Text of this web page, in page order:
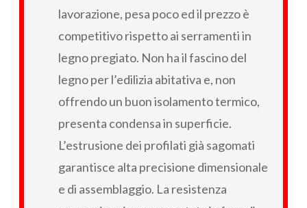
lavorazione, pesa poco ed il prezzo è
competitivo rispetto ai serramenti in
legno pregiato. Non ha il fascino del
legno per l’edilizia abitativa e, non
offrendo un buon isolamento termico,
presenta condensa in superficie.
L’estrusione dei profilati già sagomati
garantisce alta precisione dimensionale
e di assemblaggio. La resistenza